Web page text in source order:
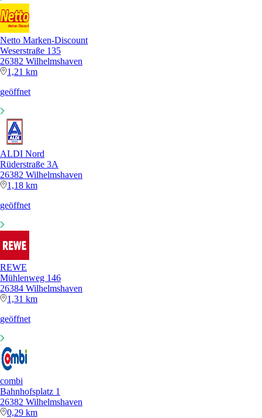
Netto Marken-Discount
Weserstraße 135
26382 Wilhelmshaven
1,21 km
geöffnet
ALDI Nord
Rüderstraße 3A
26382 Wilhelmshaven
1,18 km
geöffnet
REWE
Mühlenweg 146
26384 Wilhelmshaven
1,31 km
geöffnet
combi
Bahnhofsplatz 1
26382 Wilhelmshaven
0,29 km